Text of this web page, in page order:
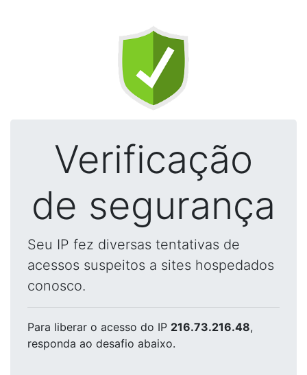
Verificação
de segurança
Seu IP fez diversas tentativas de
acessos suspeitos a sites hospedados
conosco.
Para liberar o acesso do IP 216.73.216.48,
responda ao desafio abaixo.